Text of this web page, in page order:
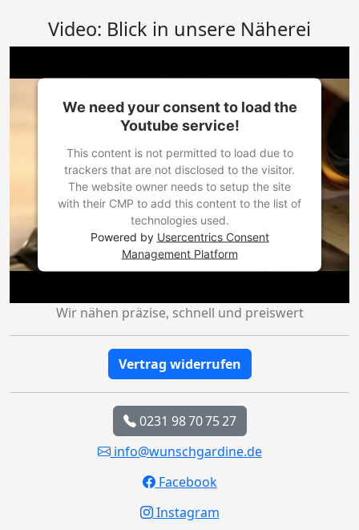
Video: Blick in unsere Näherei
We need your consent to load the
Youtube service!
This content is not permitted to load due to
trackers that are not disclosed to the visitor.
The website owner needs to setup the site
with their CMP to add this content to the list of
technologies used.
Powered by Usercentrics Consent
Management Platform
Wir nähen präzise, schnell und preiswert
Vertrag widerrufen
0231 98 70 75 27
info@wunschgardine.de
Facebook
Instagram